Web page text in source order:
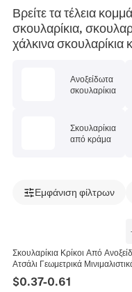
Βρείτε τα τέλεια
σκουλαρίκια,
χάλκινα σκουλαρίκια
Ανοξείδωτα
σκουλαρίκια
Σκουλαρίκια
από κράμα
Εμφάνιση φίλτρων
Σκουλαρίκια Κρίκοι Από
Ατσάλι Γεωμετρικά
Αστέρι Καρδιά Τρίγωνο Μόδα
Κοσμήματα
$0.37-0.61